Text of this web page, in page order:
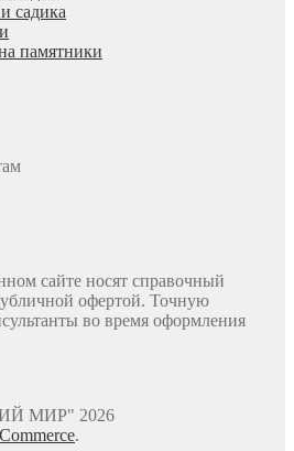
садика
памятники
сайте носят справочный
офертой. Точную
во время оформления
МИР" 2026
.